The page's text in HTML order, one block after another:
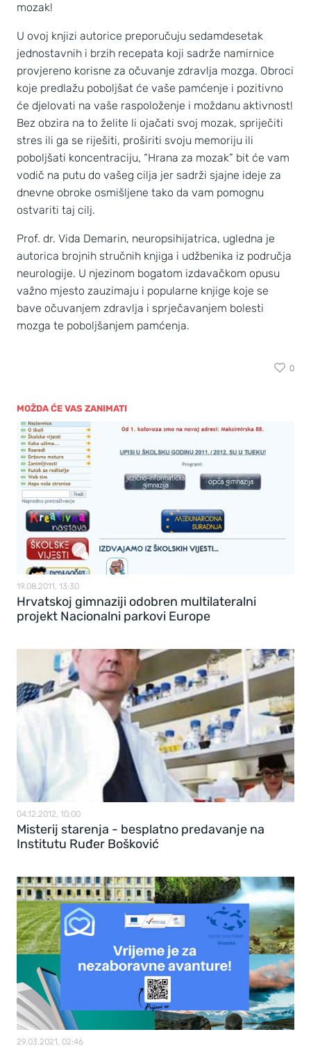
mozak!
U ovoj knjizi autorice preporučuju sedamdesetak
jednostavnih i brzih recepata koji sadrže namirnice
provjereno korisne za očuvanje zdravlja mozga. Obroci
koje predlažu poboljšat će vaše pamćenje i pozitivno
će djelovati na vaše raspoloženje i moždanu aktivnost!
Bez obzira na to želite li ojačati svoj mozak, spriječiti
stres ili ga se riješiti, proširiti svoju memoriju ili
poboljšati koncentraciju, “Hrana za mozak” bit će vam
vodič na putu do vašeg cilja jer sadrži sjajne ideje za
dnevne obroke osmišljene tako da vam pomognu
ostvariti taj cilj.
Prof. dr. Vida Demarin, neuropsihijatrica, ugledna je
autorica brojnih stručnih knjiga i udžbenika iz područja
neurologije. U njezinom bogatom izdavačkom opusu
važno mjesto zauzimaju i popularne knjige koje se
bave očuvanjem zdravlja i sprječavanjem bolesti
mozga te poboljšanjem pamćenja.
0
MOŽDA ĆE VAS ZANIMATI
19.08.2011, 13:30
Hrvatskoj gimnaziji odobren multilateralni
projekt Nacionalni parkovi Europe
04.12.2012, 10:00
Misterij starenja - besplatno predavanje na
Institutu Ruđer Bošković
29.03.2021, 02:46